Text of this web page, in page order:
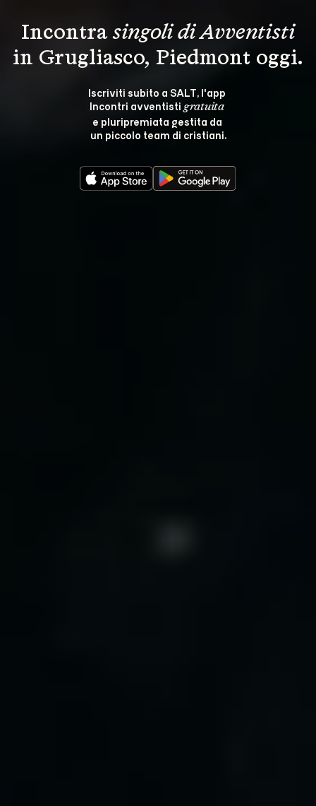
Incontra singoli di Avventisti
in Grugliasco, Piedmont oggi.
Iscriviti subito a SALT, l'app
Incontri avventisti gratuita
e pluripremiata gestita da
un piccolo team di cristiani.